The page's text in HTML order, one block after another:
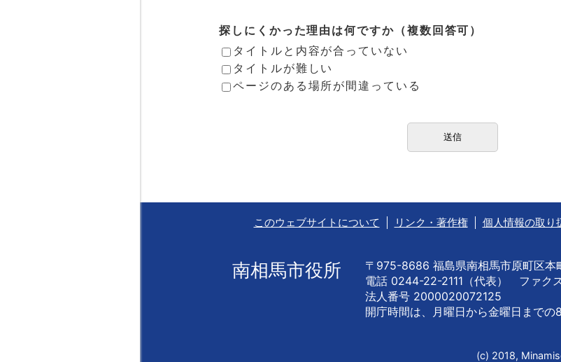
探しにくかった理由は何ですか（複数回答可）
タイトルと内容が合っていない
タイトルが難しい
ページのある場所が間違っている
このウェブサイトについて リンク・著作権 個人情報の取り
南相馬市役所
〒975-8686 福島県南相馬市原町区本
電話 0244-22-2111（代表） ファク
法人番号 2000020072125
開庁時間は、月曜日から金曜日までの
(c) 2018,